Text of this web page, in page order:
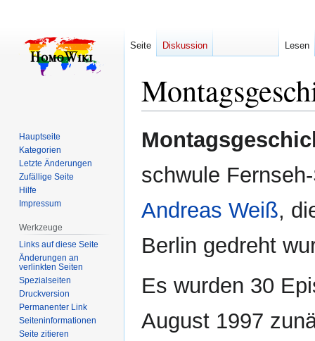
Zur
Navigation
Zur
Suche
schwule
Andreas Weiß,
Berlin gedreht
Es wurden 30
August 1997
Seite Diskussion Lesen
Hauptseite
Kategorien
Letzte Änderungen
Zufällige Seite
Hilfe
Impressum
Werkzeuge
Links auf diese Seite
Änderungen an
verlinkten Seiten
Spezialseiten
Druckversion
Permanenter Link
Seiten­­informationen
Seite zitieren